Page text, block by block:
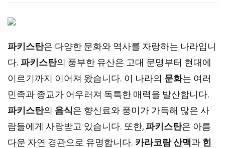
파키스탄은 다양한 문화와 역사를 자랑하는 나라입니
다. 파키스탄의 풍부한 유산은 고대 문명부터 현대에
이르기까지 이어져 왔습니다. 이 나라의 문화는 여러
민족과 종교가 어우러져 독특한 매력을 발산합니다.
파키스탄의 음식은 향신료와 풍미가 가득해 많은 사
람들에게 사랑받고 있습니다. 또한, 파키스탄은 아름
다운 자연 경관으로 유명합니다. 카라코람 산맥과 힌